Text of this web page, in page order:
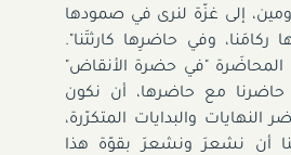
إلى غزّة لنرى في صمودها
ركامَنا، وفي حاضرِها كارثتَنا".
"في حضرة الأنقاض"
حاضرنا مع حاضرها، أن نكون
النهايات والبدايات المتكرّرة،
أن نشعرَ ونشعرَ بقوّة هذا